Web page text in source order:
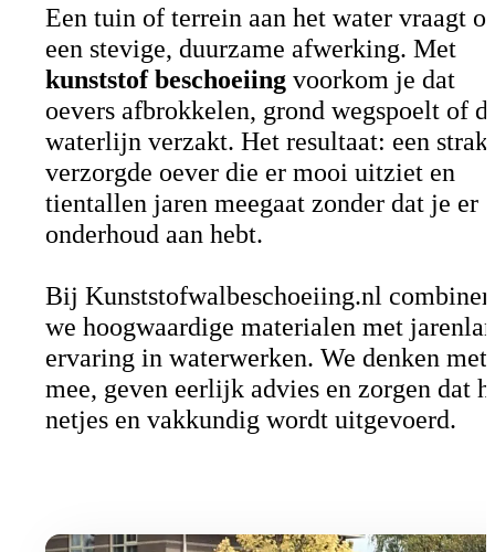
Een tuin of terrein aan het water vraagt
een stevige, duurzame afwerking. Met
kunststof beschoeiingvoorkom je dat
oevers afbrokkelen, grond wegspoelt of
waterlijn verzakt. Het resultaat: een
verzorgde oever die er mooi uitziet en
tientallen jaren meegaat zonder dat je er
onderhoud aan hebt.
Bij Kunststofwalbeschoeiing.nl
we hoogwaardige materialen met
ervaring in waterwerken. We denken met
mee, geven eerlijk advies en zorgen dat
netjes en vakkundig wordt uitgevoerd.